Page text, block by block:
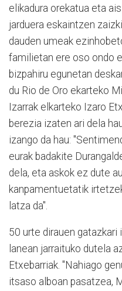
elikadura orekatua eta
jarduera eskaintzen
dauden umeak
familietan ere oso ondo
bizpahiru egunetan
du Rio de Oro ekarteko
Izarrak elkarteko Izaro
berezia izaten ari dela
izango da hau:
eurak badakite
dela, eta askok ez dute
kanpamentuetatik
latza da".
50 urte dirauen
lanean jarraituko dutela
Etxebarriak. "Nahiago
itsaso alboan pasatzea,